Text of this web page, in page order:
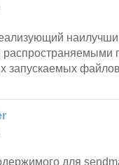
распространяемыми
запускаемых
для